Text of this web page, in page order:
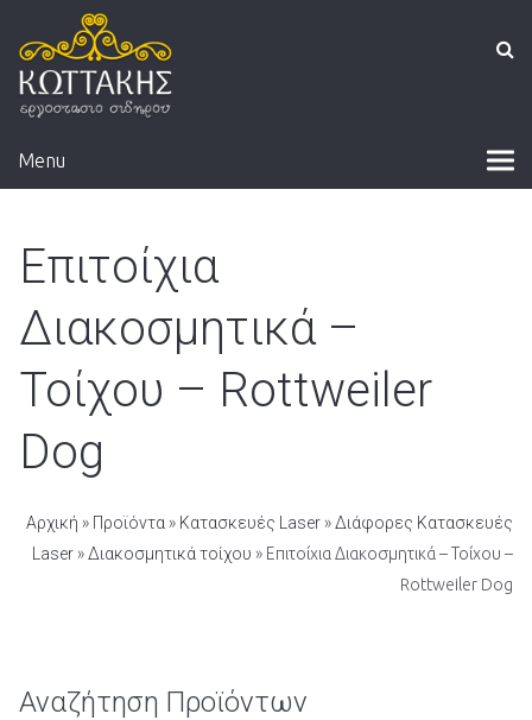
Menu
Επιτοίχια
Διακοσμητικά –
Τοίχου – Rottweiler
Dog
Αρχική » Προϊόντα » Κατασκευές Laser»Διάφορες Κατασκευές
Laser»Διακοσμητικά τοίχου » Επιτοίχια Διακοσμητικά – Τοίχου –
Rottweiler Dog
Αναζήτηση Προϊόντων